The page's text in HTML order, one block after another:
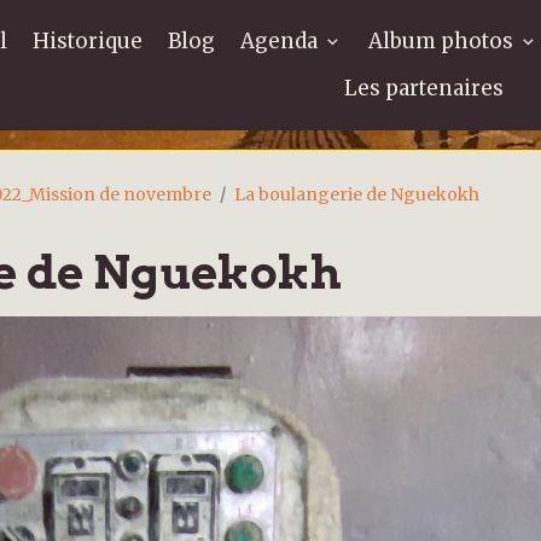
Historique Blog Agenda
Album photos
Les partenaires
de novembre La boulangerie de Nguekokh
de Nguekokh